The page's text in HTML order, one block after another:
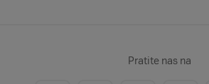
Pratite nas na